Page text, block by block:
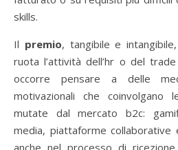
skills.
Il premio, tangibile e
ruota l’attività dell’hr o del
occorre pensare a delle
motivazionali che coinvolgano
mutate dal mercato b2c:
media, piattaforme